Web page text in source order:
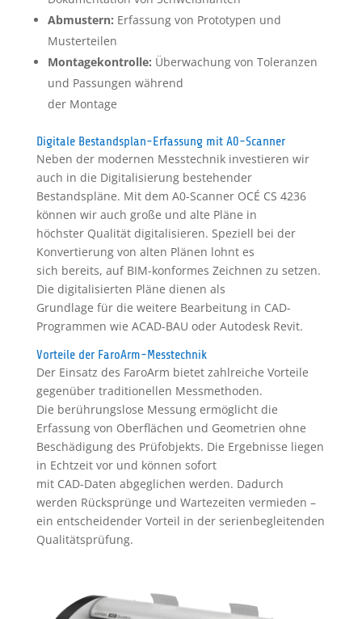
Abmustern: Erfassung von Prototypen und
Musterteilen
Montagekontrolle: Überwachung von Toleranzen
und Passungen während
der Montage
Digitale Bestandsplan-Erfassung mit A0-Scanner
Neben der modernen Messtechnik investieren wir
auch in die Digitalisierung bestehender
Bestandspläne. Mit dem A0-Scanner OCÉ CS 4236
können wir auch große und alte Pläne in
höchster Qualität digitalisieren. Speziell bei der
Konvertierung von alten Plänen lohnt es
sich bereits, auf BIM-konformes Zeichnen zu setzen.
Die digitalisierten Pläne dienen als
Grundlage für die weitere Bearbeitung in CAD-
Programmen wie ACAD-BAU oder Autodesk Revit.
Vorteile der FaroArm-Messtechnik
Der Einsatz des FaroArm bietet zahlreiche Vorteile
gegenüber traditionellen Messmethoden.
Die berührungslose Messung ermöglicht die
Erfassung von Oberflächen und Geometrien ohne
Beschädigung des Prüfobjekts. Die Ergebnisse liegen
in Echtzeit vor und können sofort
mit CAD-Daten abgeglichen werden. Dadurch
werden Rücksprünge und Wartezeiten vermieden –
ein entscheidender Vorteil in der serienbegleitenden
Qualitätsprüfung.